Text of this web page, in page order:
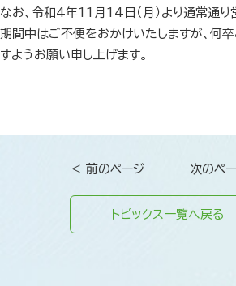
なお、令和4年11月14日（月）より通常通り
期間中はご不便をおかけいたしますが、何
すようお願い申し上げます。
＜ 前のページ 次のペ
トピックス一覧へ戻る